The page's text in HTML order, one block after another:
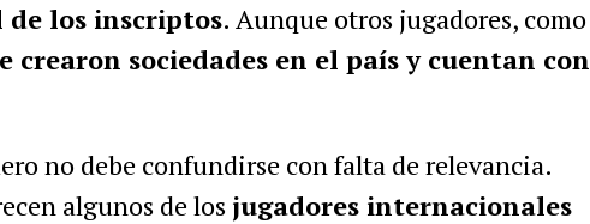
de los inscriptos. Aunque otros jugadores, como
crearon sociedades en el país y cuentan con
no debe confundirse con falta de relevancia.
algunos de los jugadores internacionales